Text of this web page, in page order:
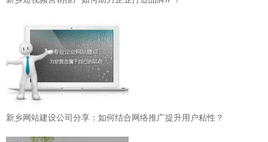
新乡网站建设公司分享：如何结合网络推广提升用户粘性？